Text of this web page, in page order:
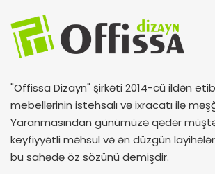
"Offissa Dizayn" şirkəti 2014-cü ildən
mebellərinin istehsalı və ixracatı ilə
Yaranmasından günümüzə qədər
keyfiyyətli məhsul və ən düzgün
bu sahədə öz sözünü demişdir.